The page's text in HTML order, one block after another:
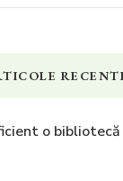
o bibliotecă